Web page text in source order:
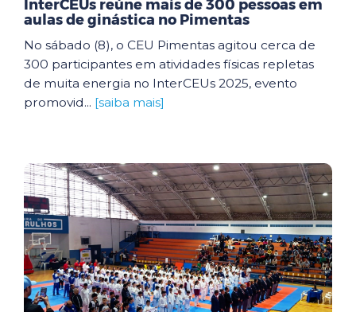
InterCEUs reúne mais de 300 pessoas em
aulas de ginástica no Pimentas
No sábado (8), o CEU Pimentas agitou cerca de
300 participantes em atividades físicas repletas
de muita energia no InterCEUs 2025, evento
promovid... [saiba mais]